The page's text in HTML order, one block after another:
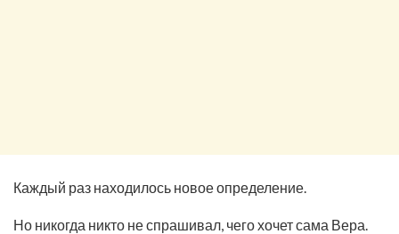
Каждый раз находилось новое определение.
Но никогда никто не спрашивал, чего хочет сама Вера.